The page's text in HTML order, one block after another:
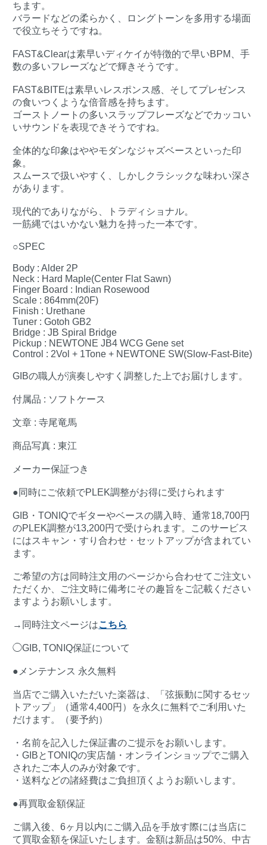
ちます。
バラードなどの柔らかく、ロングトーンを多用する場面
で役立ちそうですね。
FAST&Clearは素早いディケイが特徴的で早いBPM、手
数の多いフレーズなどで輝きそうです。
FAST&BITEは素早いレスポンス感、そしてプレゼンス
の食いつくような倍音感を持ちます。
ゴーストノートの多いスラップフレーズなどでカッコい
いサウンドを表現できそうですね。
全体的な印象はややモダンなジャズベースといった印
象。
スムースで扱いやすく、しかしクラシックな味わい深さ
があります。
現代的でありながら、トラディショナル。
一筋縄ではいかない魅力を持った一本です。
○SPEC
Body : Alder 2P
Neck : Hard Maple(Center Flat Sawn)
Finger Board : Indian Rosewood
Scale : 864mm(20F)
Finish : Urethane
Tuner : Gotoh GB2
Bridge : JB Spiral Bridge
Pickup : NEWTONE JB4 WCG Gene set
Control : 2Vol + 1Tone + NEWTONE SW(Slow-Fast-Bite)
GIBの職人が演奏しやすく調整した上でお届けします。
付属品 : ソフトケース
文章 : 寺尾竜馬
商品写真 : 東江
メーカー保証つき
●同時にご依頼でPLEK調整がお得に受けられます
GIB・TONIQでギターやベースの購入時、通常18,700円
のPLEK調整が13,200円で受けられます。このサービス
にはスキャン・すり合わせ・セットアップが含まれてい
ます。
ご希望の方は同時注文用のページから合わせてご注文い
ただくか、ご注文時に備考にその趣旨をご記載ください
ますようお願いします。
→同時注文ページはこちら
◯GIB, TONIQ保証について
●メンテナンス 永久無料
当店でご購入いただいた楽器は、「弦振動に関するセッ
トアップ」（通常4,400円）を永久に無料でご利用いた
だけます。（要予約）
・名前を記入した保証書のご提示をお願いします。
・GIBとTONIQの実店舗・オンラインショップでご購入
されたご本人のみが対象です。
・送料などの諸経費はご負担頂くようお願いします。
●再買取金額保証
ご購入後、6ヶ月以内にご購入品を手放す際には当店に
て買取金額を保証いたします。金額は新品は50%、中古